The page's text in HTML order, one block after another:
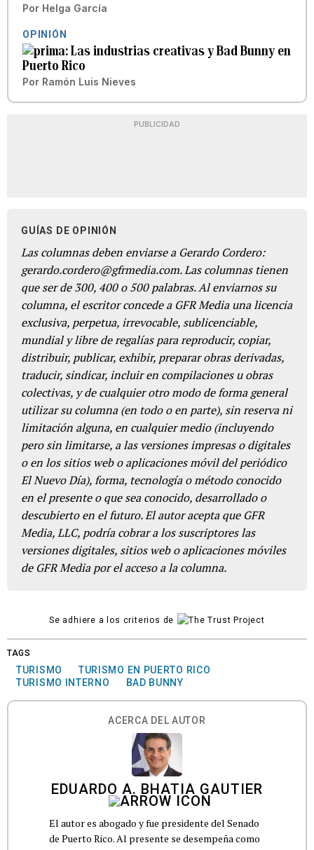
Por Helga García
OPINIÓN
Las industrias creativas y Bad Bunny en
Puerto Rico
Por Ramón Luis Nieves
PUBLICIDAD
GUÍAS DE OPINIÓN
Las columnas deben enviarse a Gerardo Cordero:
gerardo.cordero@gfrmedia.com. Las columnas tienen
que ser de 300, 400 o 500 palabras. Al enviarnos su
columna, el escritor concede a GFR Media una licencia
exclusiva, perpetua, irrevocable, sublicenciable,
mundial y libre de regalías para reproducir, copiar,
distribuir, publicar, exhibir, preparar obras derivadas,
traducir, sindicar, incluir en compilaciones u obras
colectivas, y de cualquier otro modo de forma general
utilizar su columna (en todo o en parte), sin reserva ni
limitación alguna, en cualquier medio (incluyendo
pero sin limitarse, a las versiones impresas o digitales
o en los sitios web o aplicaciones móvil del periódico
El Nuevo Día), forma, tecnología o método conocido
en el presente o que sea conocido, desarrollado o
descubierto en el futuro. El autor acepta que GFR
Media, LLC, podría cobrar a los suscriptores las
versiones digitales, sitios web o aplicaciones móviles
de GFR Media por el acceso a la columna.
Se adhiere a los criterios de
TAGS
TURISMO
TURISMO EN PUERTO RICO
TURISMO INTERNO
BAD BUNNY
ACERCA DEL AUTOR
EDUARDO A. BHATIA GAUTIER
El autor es abogado y fue presidente del Senado
de Puerto Rico. Al presente se desempeña como